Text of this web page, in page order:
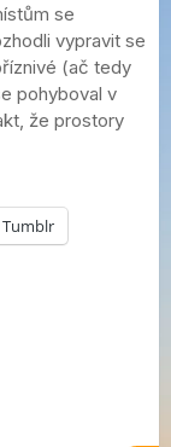
se
vypravit se
(ač tedy
pohyboval v
že prostory
Tumblr